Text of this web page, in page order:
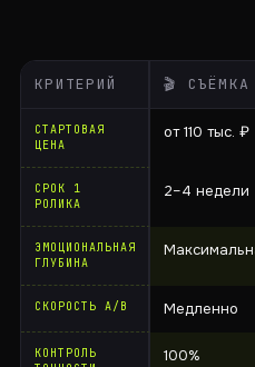
КРИТЕРИЙ 🎬 СЪЁМКА
СТАРТОВАЯ
ЦЕНА
от 110 тыс. ₽
СРОК 1
РОЛИКА
2–4 недели
ЭМОЦИОНАЛЬНАЯ
ГЛУБИНА
СКОРОСТЬ A/B Медленно
КОНТРОЛЬ
100%